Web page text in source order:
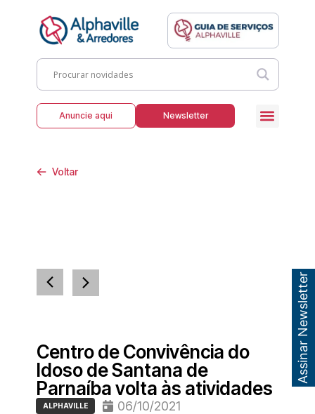
Anuncie aqui Newsletter
Voltar
Centro de Convivência do
Idoso de Santana de
Parnaíba volta às atividades
ALPHAVILLE 06/10/2021
Assinar Newsletter